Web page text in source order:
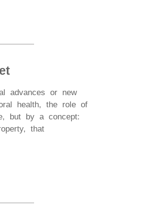
advances or new
health, the role of
but by a concept:
that